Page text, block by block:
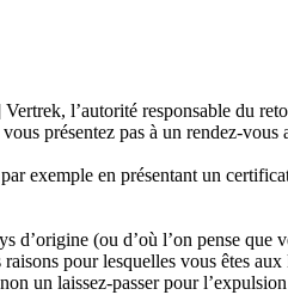
l’autorité responsable du
présentez pas à un rendez-
exemple en présentant un
(ou d’où l’on pense
pour lesquelles vous êtes
un laissez-passer pour